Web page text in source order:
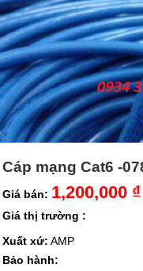
Cáp mạng Cat6 -
Giá bán: 1,200,000 ₫
Giá thị trường :
Xuất xứ: AMP
Bảo hành: